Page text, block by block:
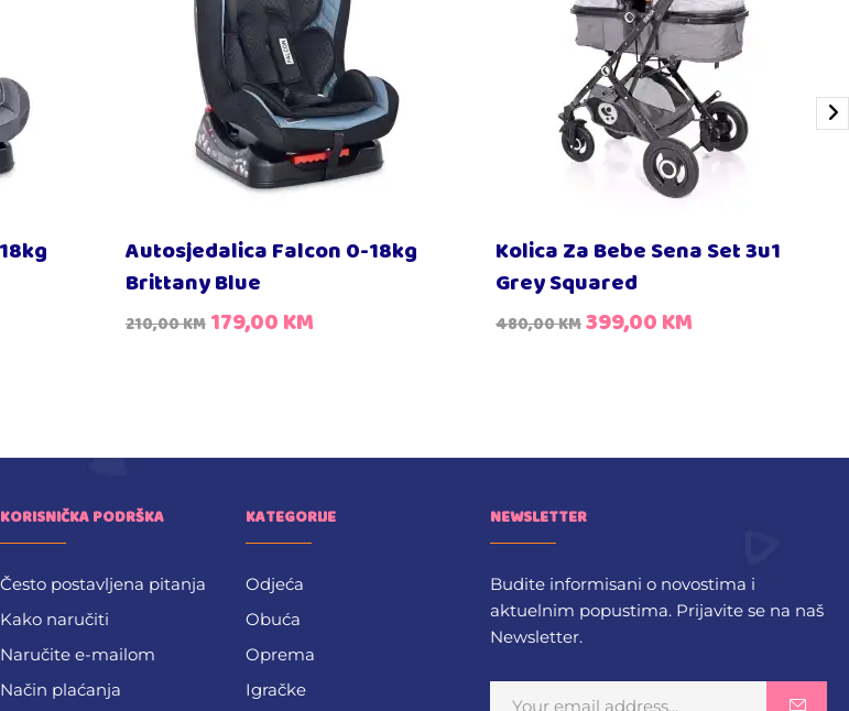
Autosjedalica Falcon 0-18kg
Brittany Blue
210,00KM 179,00KM
Kolica Za Bebe Sena Set 3u1
Grey Squared
480,00KM399,00KM
KORISNIČKA PODRŠKA
Često postavljena pitanja
Kako naručiti
Naručite e-mailom
Način plaćanja
KATEGORIJE
Odjeća
Obuća
Oprema
Igračke
NEWSLETTER
Budite informisani o novostima i
aktuelnim popustima. Prijavite se na naš
Newsletter.